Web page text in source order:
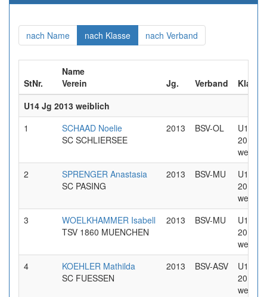
nach Name(aktuell)nach Klasse(aktuell)nach Verband
StNr.
Name
Verein
Jg. Verband
Klasse
U14 Jg 2013 weiblich
1
SCHAAD Noelie
SC SCHLIERSEE
2013 BSV-OL
U14 Jg
2013
weiblich
2
SPRENGER Anastasia
SC PASING
2013 BSV-MU
U14 Jg
2013
weiblich
3
WOELKHAMMER Isabell
TSV 1860 MUENCHEN
2013 BSV-MU
U14 Jg
2013
weiblich
4
KOEHLER Mathilda
SC FUESSEN
2013 BSV-ASV
U14 Jg
2013
weiblich